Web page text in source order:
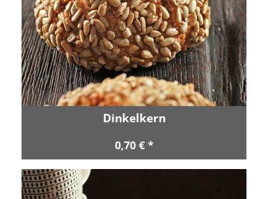
Dinkelkern
0,70 € *